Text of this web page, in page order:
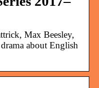
Max Beesley,
about English